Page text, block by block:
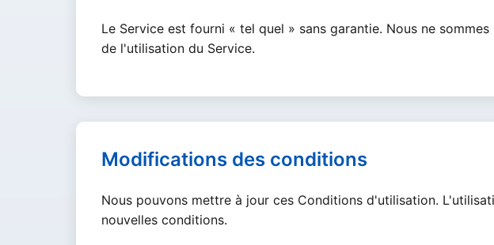
Le Service est fourni « tel quel » sans garantie. Nous ne
de l'utilisation du Service.
Modifications des conditions
Nous pouvons mettre à jour ces Conditions d'utilisation.
nouvelles conditions.